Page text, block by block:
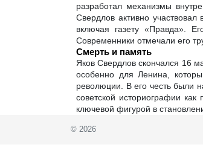
разработал механизмы
Свердлов активно
включая газету «Правда».
Современники отмечали его
Смерть и память
Яков Свердлов скончался 16
особенно для Ленина,
революции. В его честь были
советской историографии
ключевой фигурой в
© 2026